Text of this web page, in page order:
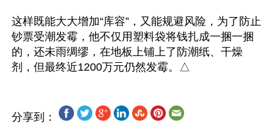
这样既能大大增加“库容”，又能规避风险，为了防止
钞票受潮发霉，他不仅用塑料袋将钱扎成一捆一捆
的，还未雨绸缪，在地板上铺上了防潮纸、干燥
分享到：